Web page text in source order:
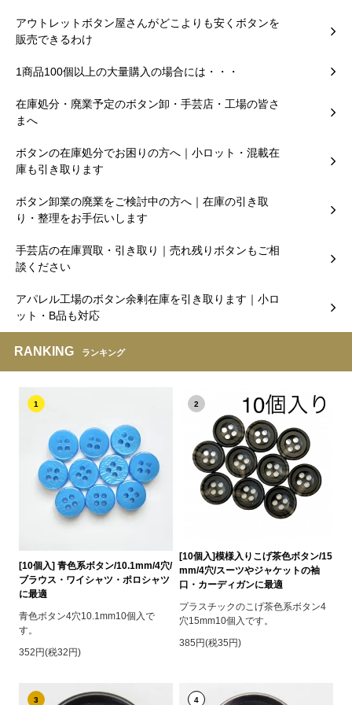
アウトレットボタン屋さんがどこよりも安くボタンを
販売できるわけ
1商品100個以上の大量購入の場合には・・・
在庫処分・廃業予定のボタン卸・手芸店・工場の皆さ
まへ
ボタンの在庫処分でお困りの方へ｜小ロット・混載在
庫も引き取ります
ボタン卸業の廃業をご検討中の方へ｜在庫の引き取
り・整理をお手伝いします
手芸店の在庫買取・引き取り｜売れ残りボタンもご相
談ください
アパレル工場のボタン余剰在庫を引き取ります｜小ロ
ット・B品も対応
RANKING ランキング
1
[10個入] 青色系ボタン/10.1mm/4穴/
ブラウス・ワイシャツ・ポロシャツ
に最適
青色ボタン4穴10.1mm10個入で
す。
352円(税32円)
2
[10個入]模様入りこげ茶色ボタン/15
mm/4穴/スーツやジャケットの袖
口・カーディガンに最適
プラスチックのこげ茶色系ボタン4
穴15mm10個入です。
385円(税35円)
3 4